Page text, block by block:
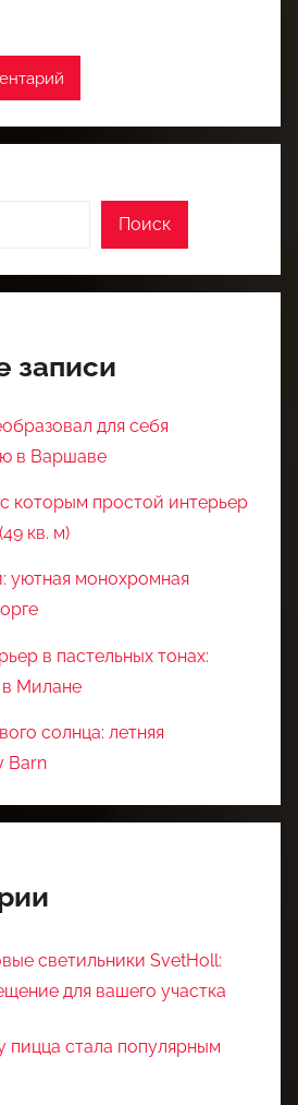
Поиск
записи
для себя
в Варшаве
которым простой интерьер
кв. м)
уютная монохромная
в пастельных тонах:
в Милане
солнца: летняя
Barn
светильники SvetHoll:
для вашего участка
пицца стала популярным